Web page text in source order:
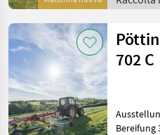
Symbolfoto !
702 C
Bereifung